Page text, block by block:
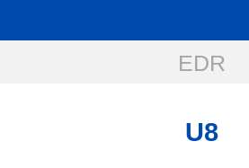
EDR
U8